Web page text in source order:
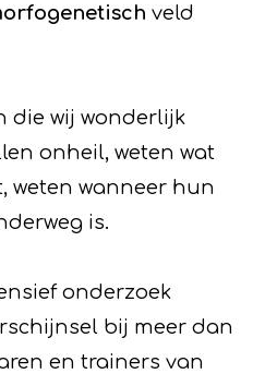
veld
die wij wonderlijk
onheil, weten wat
weten wanneer hun
is.
onderzoek
bij meer dan
en trainers van